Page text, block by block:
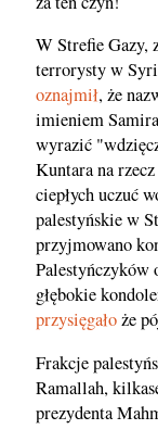
W Strefie Gazy,
terrorysty w
oznajmił, że
imieniem
wyrazić
Kuntara na
ciepłych uczuć
palestyńskie w
przyjmowano
Palestyńczyków
głębokie
przysięgałoże
Frakcje
Ramallah,
prezydenta